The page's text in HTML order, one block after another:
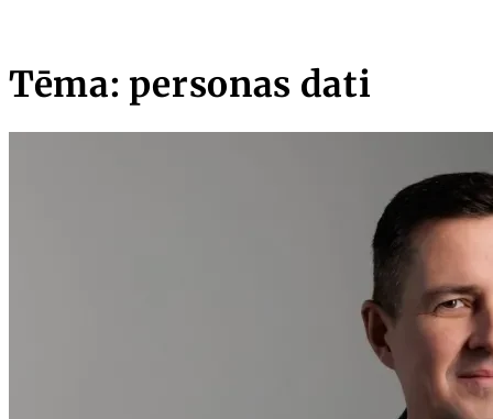
Tēma: personas dati